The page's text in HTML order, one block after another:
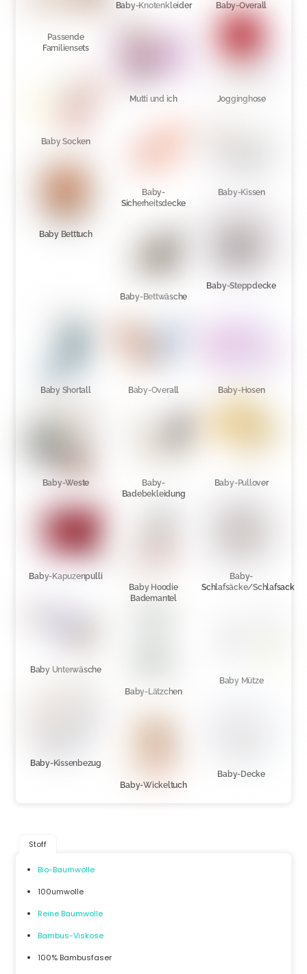
Passende
Familiensets
Baby Socken
Baby Betttuch
Baby-Knotenkleider
Mutti und ich
Baby-
Sicherheitsdecke
Baby-Bettwäsche
Baby-Overall
Jogginghose
Baby-Kissen
Baby-Steppdecke
Baby Shortall
Baby-Weste
Baby-Kapuzenpulli
Baby Unterwäsche
Baby-Kissenbezug
Baby-Overall
Baby-
Badebekleidung
Baby Hoodie
Bademantel
Baby-Lätzchen
Baby-Wickeltuch
Baby-Hosen
Baby-Pullover
Baby-
Schlafsäcke/Schlafsack
Baby Mütze
Baby-Decke
Stoff
Bio-Baumwolle
100umwolle
Reine Baumwolle
Bambus-Viskose
100% Bambusfaser